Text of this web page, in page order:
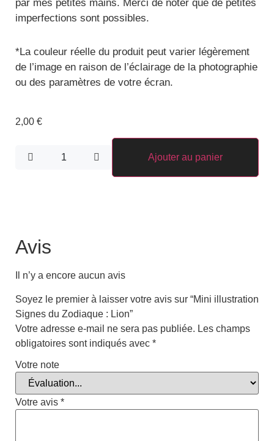
par mes petites mains. Merci de noter que de petites
imperfections sont possibles.
*La couleur réelle du produit peut varier légèrement
de l’image en raison de l’éclairage de la photographie
ou des paramètres de votre écran.
2,00 €
Ajouter au panier
Avis
Il n’y a encore aucun avis
Soyez le premier à laisser votre avis sur “Mini illustration
Signes du Zodiaque : Lion”
Votre adresse e-mail ne sera pas publiée. Les champs
obligatoires sont indiqués avec *
Votre note
Votre avis *